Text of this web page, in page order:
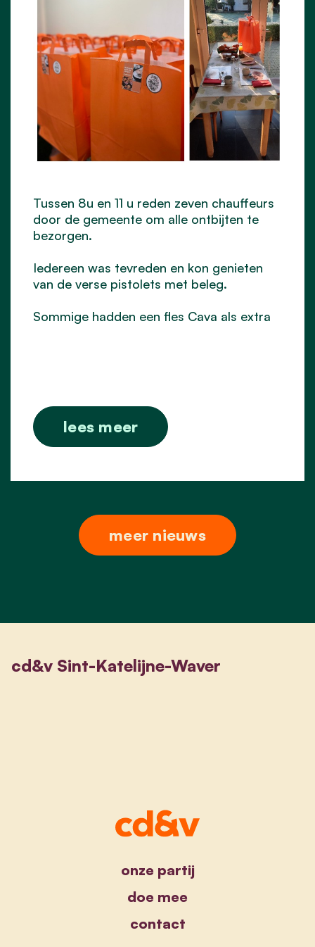
Tussen 8u en 11 u reden zeven chauffeurs
door de gemeente om alle ontbijten te
bezorgen.
Iedereen was tevreden en kon genieten
van de verse pistolets met beleg.
Sommige hadden een fles Cava als extra
lees meer
meer nieuws
cd&v Sint-Katelijne-Waver
onze partij
doe mee
contact